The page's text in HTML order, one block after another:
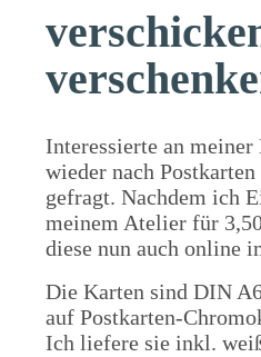
Interessierte an
wieder nach
gefragt. Nachdem ich
meinem Atelier für
diese nun auch online
Die Karten sind DIN
auf Postkarten-
Ich liefere sie inkl.